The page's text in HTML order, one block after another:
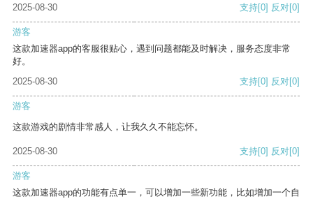
2025-08-30
支持[0] 反对[0]
游客
这款加速器app的客服很贴心，遇到问题都能及时解决，服务态度非常
好。
2025-08-30
支持[0] 反对[0]
游客
这款游戏的剧情非常感人，让我久久不能忘怀。
2025-08-30 支持[0] 反对[0]
游客
这款加速器app的功能有点单一，可以增加一些新功能，比如增加一个自